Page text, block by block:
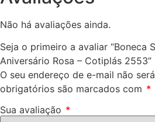
Não há avaliações ainda.
Seja o primeiro a avaliar “Boneca
Aniversário Rosa – Cotiplás 2553”
O seu endereço de e-mail não
obrigatórios são marcados com *
Sua avaliação *